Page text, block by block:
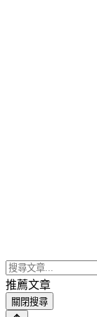
推薦文章
關閉搜尋